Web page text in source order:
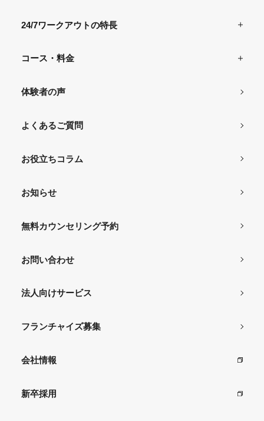
24/7ワークアウトの特長
コース・料金
体験者の声
よくあるご質問
お役立ちコラム
お知らせ
無料カウンセリング予約
お問い合わせ
法人向けサービス
フランチャイズ募集
会社情報
新卒採用